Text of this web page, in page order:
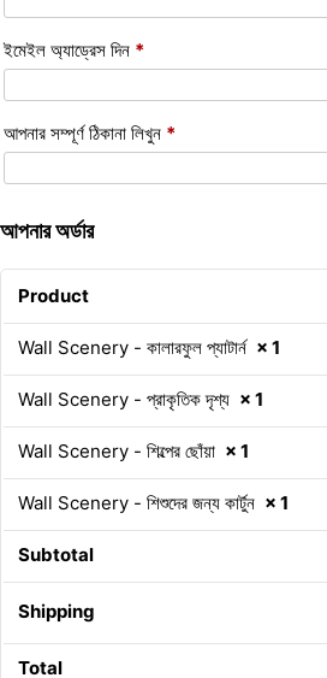
ইমেইল অ্যাড্রেস দিন *
আপনার সম্পূর্ণ ঠিকানা লিখুন *
আপনার অর্ডার
Product
Wall Scenery - কালারফুল প্যাটার্ন × 1
Wall Scenery - প্রাকৃতিক দৃশ্য × 1
Wall Scenery - শিল্পের ছোঁয়া × 1
Wall Scenery - শিশুদের জন্য কার্টুন × 1
Subtotal
Shipping
Total